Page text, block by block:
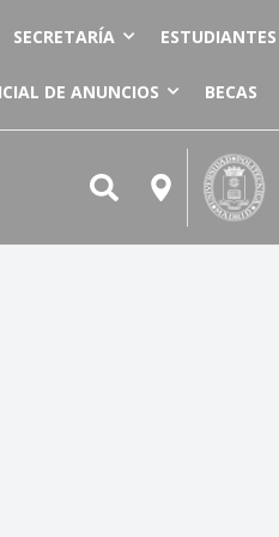
SECRETARÍA ESTUDIANTES
DE ANUNCIOS BECAS